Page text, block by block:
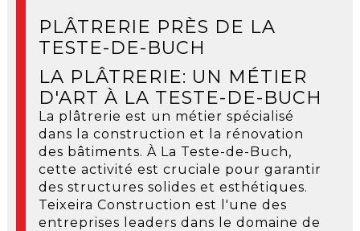
PLÂTRERIE PRÈS DE LA
TESTE-DE-BUCH
LA PLÂTRERIE: UN MÉTIER
D'ART À LA TESTE-DE-BUCH
La plâtrerie est un métier spécialisé
dans la construction et la rénovation
des bâtiments. À La Teste-de-Buch,
cette activité est cruciale pour garantir
des structures solides et esthétiques.
Teixeira Construction est l'une des
entreprises leaders dans le domaine de